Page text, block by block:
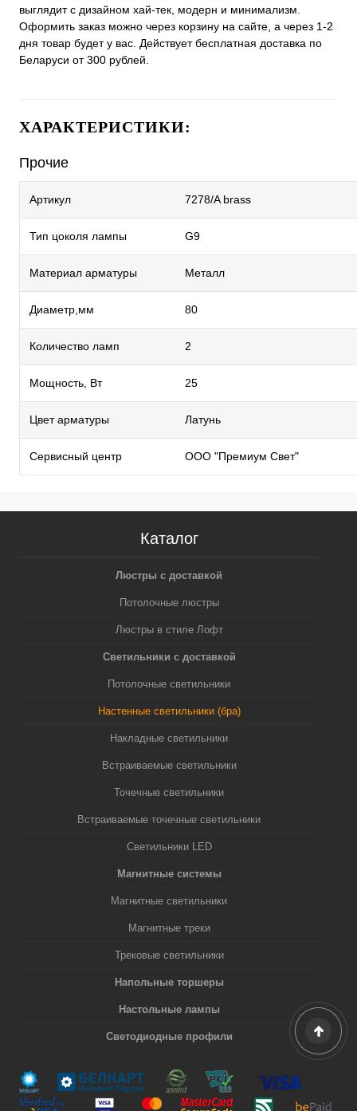
выглядит с дизайном хай-тек, модерн и минимализм.
Оформить заказ можно через корзину на сайте, а через 1-2
дня товар будет у вас. Действует бесплатная доставка по
Беларуси от 300 рублей.
ХАРАКТЕРИСТИКИ:
Прочие
Артикул 7278/A brass
Тип цоколя лампы G9
Материал арматуры Металл
Диаметр,мм 80
Количество ламп 2
Мощность, Вт 25
Цвет арматуры Латунь
Сервисный центр ООО "Премиум Свет"
Каталог
Люстры с доставкой
Потолочные люстры
Люстры в стиле Лофт
Светильники с доставкой
Потолочные светильники
Настенные светильники (бра)
Накладные светильники
Встраиваемые светильники
Точечные светильники
Встраиваемые точечные светильники
Светильники LED
Магнитные системы
Магнитные светильники
Магнитные треки
Трековые светильники
Напольные торшеры
Настольные лампы
Светодиодные профили